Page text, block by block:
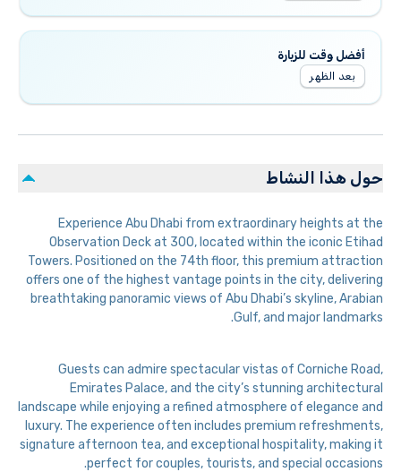
أفضل وقت للزيارة
بعد الظهر
حول هذا النشاط
Experience Abu Dhabi from extraordinary heights at the
Observation Deck at 300, located within the iconic Etihad
Towers. Positioned on the 74th floor, this premium attraction
offers one of the highest vantage points in the city, delivering
breathtaking panoramic views of Abu Dhabi’s skyline, Arabian
Gulf, and major landmarks.
Guests can admire spectacular vistas of Corniche Road,
Emirates Palace, and the city’s stunning architectural
landscape while enjoying a refined atmosphere of elegance and
luxury. The experience often includes premium refreshments,
signature afternoon tea, and exceptional hospitality, making it
perfect for couples, tourists, and special occasions.